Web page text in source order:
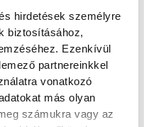
hirdetések személyre
biztosításához,
Ezenkívül
partnereinkkel
vonatkozó
más olyan
számukra vagy az
FOTÓS
Kovács